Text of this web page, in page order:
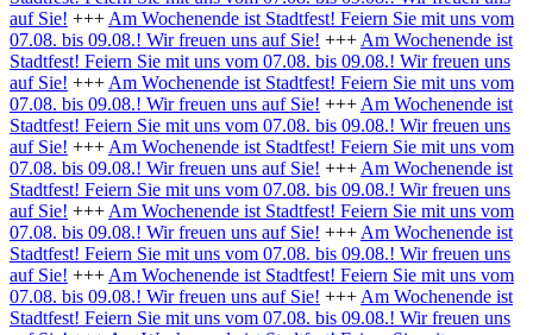
auf Sie! +++ Am Wochenende ist Stadtfest! Feiern Sie mit uns vom
07.08. bis 09.08.! Wir freuen uns auf Sie! +++ Am Wochenende ist
Stadtfest! Feiern Sie mit uns vom 07.08. bis 09.08.! Wir freuen uns
auf Sie! +++ Am Wochenende ist Stadtfest! Feiern Sie mit uns vom
07.08. bis 09.08.! Wir freuen uns auf Sie! +++ Am Wochenende ist
Stadtfest! Feiern Sie mit uns vom 07.08. bis 09.08.! Wir freuen uns
auf Sie! +++ Am Wochenende ist Stadtfest! Feiern Sie mit uns vom
07.08. bis 09.08.! Wir freuen uns auf Sie! +++ Am Wochenende ist
Stadtfest! Feiern Sie mit uns vom 07.08. bis 09.08.! Wir freuen uns
auf Sie! +++ Am Wochenende ist Stadtfest! Feiern Sie mit uns vom
07.08. bis 09.08.! Wir freuen uns auf Sie! +++ Am Wochenende ist
Stadtfest! Feiern Sie mit uns vom 07.08. bis 09.08.! Wir freuen uns
auf Sie! +++ Am Wochenende ist Stadtfest! Feiern Sie mit uns vom
07.08. bis 09.08.! Wir freuen uns auf Sie! +++ Am Wochenende ist
Stadtfest! Feiern Sie mit uns vom 07.08. bis 09.08.! Wir freuen uns